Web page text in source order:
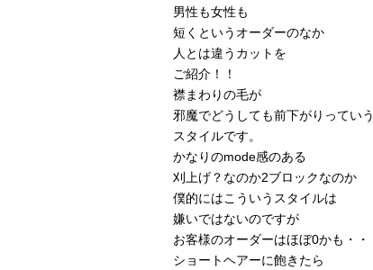
男性も女性も
短くというオーダーのなか
人とは違うカットを
ご紹介！！
襟まわりの毛が
邪魔でどうしても前下がりっていう
スタイルです。
かなりのmode感のある
刈上げ？なのか2ブロックなのか
僕的にはこういうスタイルは
嫌いではないのですが
お客様のオーダーはほぼ0かも・・
ショートヘアーに飽きたら